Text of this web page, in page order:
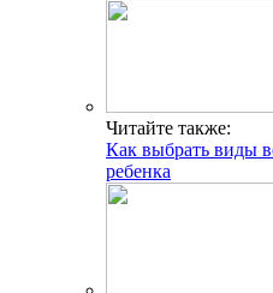
Читайте также:
Как выбрать виды
ребенка